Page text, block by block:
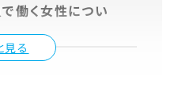
見る
働く女性につい